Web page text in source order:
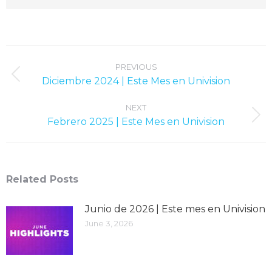
PREVIOUS
Previous
Diciembre 2024 | Este Mes en Univision
NEXT
Next
Febrero 2025 | Este Mes en Univision
Related Posts
Junio ​​de 2026 | Este mes en Univision
June 3, 2026